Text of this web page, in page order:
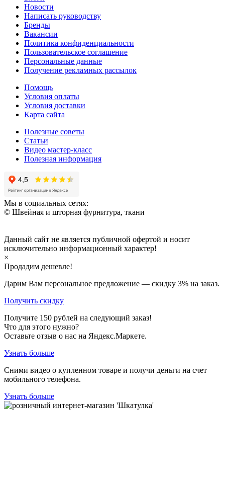
Новости
Написать руководству
Бренды
Вакансии
Политика конфиденциальности
Пользовательское соглашение
Персональные данные
Получение рекламных рассылок
Помощь
Условия оплаты
Условия доставки
Карта сайта
Полезные советы
Статьи
Видео мастер-класс
Полезная информация
Мы в социальных сетях:
© Швейная и шторная фурнитура, ткани
Данный сайт не является публичной офертой и носит
исключительно информационный характер!
×
Продадим дешевле!
Дарим Вам персональное предложение — скидку 3% на заказ.
Получить скидку
Получите 150 рублей на следующий заказ!
Что для этого нужно?
Оставьте отзыв о нас на Яндекс.Маркете.
Узнать больше
Сними видео о купленном товаре и получи деньги на счет
мобильного телефона.
Узнать больше